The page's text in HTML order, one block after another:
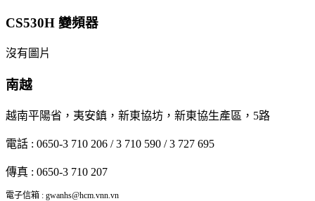
CS530H 變頻器
沒有圖片
南越
越南平陽省，夷安鎮，新東協坊，新東協生產區，5路
電話 : 0650-3 710 206 / 3 710 590 / 3 727 695
傳真 : 0650-3 710 207
電子信箱 : gwanhs@hcm.vnn.vn